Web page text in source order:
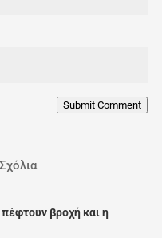
Submit Comment
Σχόλια
πέφτουν βροχή και η